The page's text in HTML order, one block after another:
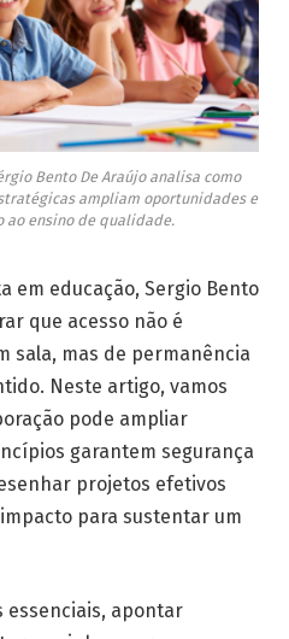
Bento De Araújo analisa como
ampliam oportunidades e
ao ensino de qualidade.
em educação, Sergio Bento
que acesso não é
sala, mas de permanência
Neste artigo, vamos
pode ampliar
garantem segurança
projetos efetivos
para sustentar um
essenciais, apontar